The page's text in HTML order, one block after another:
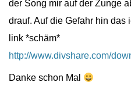
der Song mir auf der Zunge
drauf. Auf die Gefahr hin das
link *schäm*
http://www.divshare.com/
Danke schon Mal